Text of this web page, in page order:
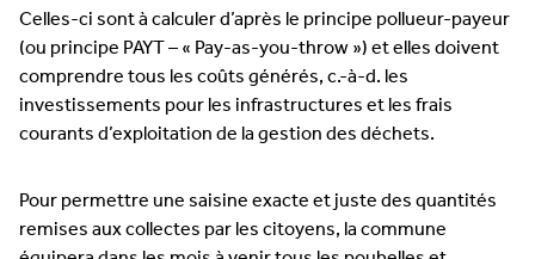
Celles-ci sont à calculer d’après le principe pollueur-payeur
(ou principe PAYT – « Pay-as-you-throw ») et elles doivent
comprendre tous les coûts générés, c.-à-d. les
investissements pour les infrastructures et les frais
courants d’exploitation de la gestion des déchets.
Pour permettre une saisine exacte et juste des quantités
remises aux collectes par les citoyens, la commune